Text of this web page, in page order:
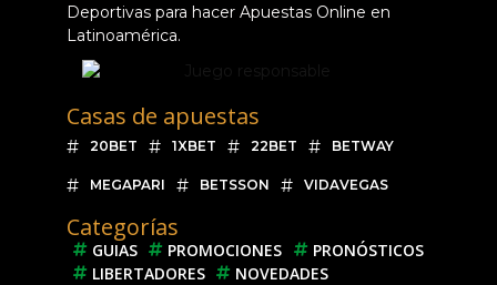
Deportivas para hacer Apuestas Online en
Latinoamérica.
Casas de apuestas
20BET 1XBET 22BET BETWAY
MEGAPARI BETSSON VIDAVEGAS
Categorías
GUIAS PROMOCIONES
PRONÓSTICOS
LIBERTADORES
NOVEDADES